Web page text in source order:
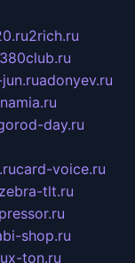
2rich.ru
adonyev.ru
day.ru
card-voice.ru
zebra-tlt.ru
shop.ru
x-ton.ru